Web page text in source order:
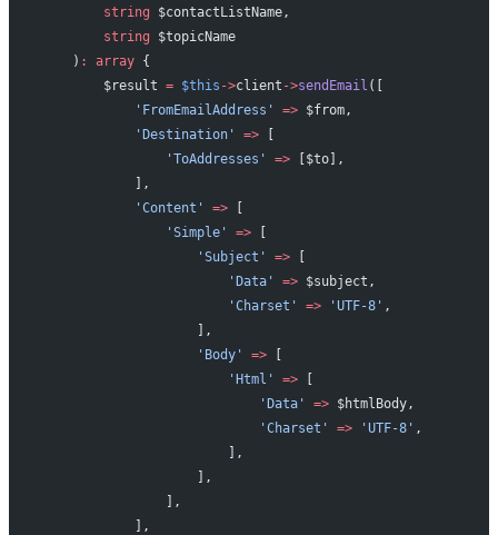
        string
$contactListName,
        string
$topicName
    )
: array {
        $result
= $this ->client ->sendEmail ([
            'FromEmailAddress'
=> $from,
            'Destination'
=> [
                'ToAddresses'
=> [$to],
            ],
            'Content'
=> [
                'Simple'
=> [
                    'Subject'
=> [
                        'Data'
=> $subject,
                        'Charset'
=> 'UTF-8' ,
                    ],
                    'Body'
=> [
                        'Html'
=> [
                            'Data'
=> $htmlBody,
                            'Charset'
=> 'UTF-8' ,
                        ],
                    ],
                ],
            ],